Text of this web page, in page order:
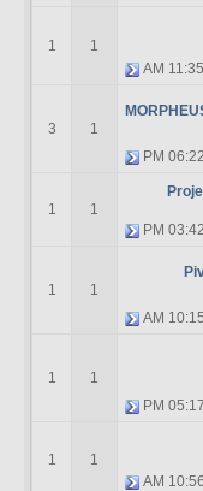
11:35 AM
1
1
06:22 PM
1
3
03:42 PM
1
1
10:15 AM
1
1
05:17 PM
1
1
10:56 AM
1
1